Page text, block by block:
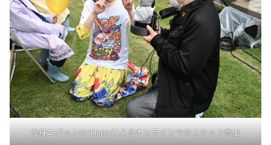
分身ロボットOriHimeによるオンラインでのスタッフ参加